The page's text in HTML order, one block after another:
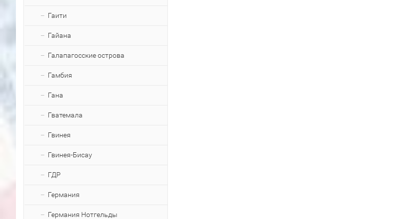
Гаити
Гайана
Галапагосские острова
Гамбия
Гана
Гватемала
Гвинея
Гвинея-Бисау
ГДР
Германия
Германия Нотгельды